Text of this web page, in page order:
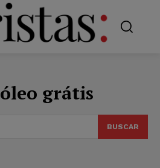
óleo grátis
BUSCAR